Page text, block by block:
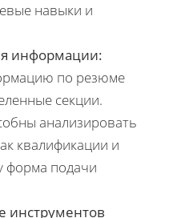
навыки и
информации:
по резюме
секции.
анализировать
квалификации и
форма подачи
инструментов